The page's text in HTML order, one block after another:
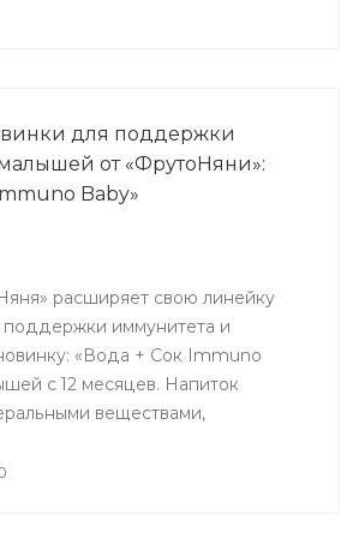
для поддержки
от «ФрутоНяни»:
Baby»
расширяет свою линейку
поддержки иммунитета и
«Вода + Сок Immuno
с 12 месяцев. Напиток
веществами,
а только сахара природного